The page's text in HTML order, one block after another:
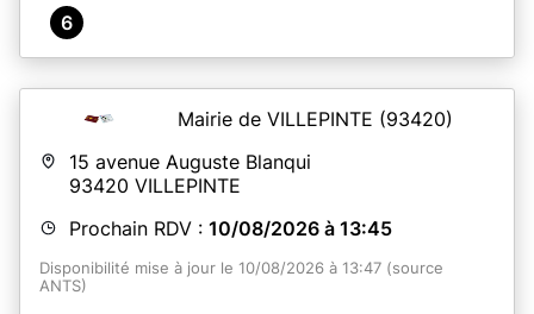
6
Mairie de VILLEPINTE (93420)
15 avenue Auguste Blanqui
93420 VILLEPINTE
Prochain RDV : 10/08/2026 à 13:45
Disponibilité mise à jour le 10/08/2026 à 13:47 (source
ANTS)